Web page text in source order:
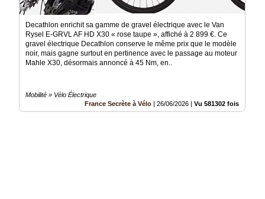
Decathlon enrichit sa gamme de gravel électrique avec le Van
Rysel E-GRVL AF HD X30 « rose taupe », affiché à 2 899 €. Ce
gravel électrique Decathlon conserve le même prix que le modèle
noir, mais gagne surtout en pertinence avec le passage au moteur
Mahle X30, désormais annoncé à 45 Nm, en..
Mobilité » Vélo Électrique
France Secrète à Vélo | 26/06/2026 | Vu 581302 fois